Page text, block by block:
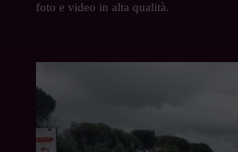
foto e video in alta qualità.